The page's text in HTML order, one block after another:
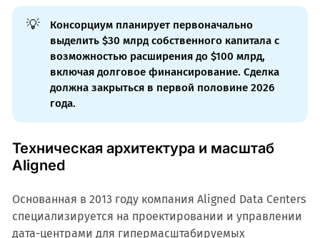
💡
Консорциум планирует первоначально
выделить $30 млрд собственного капитала с
возможностью расширения до $100 млрд,
включая долговое финансирование. Сделка
должна закрыться в первой половине 2026
года.
Техническая архитектура и масштаб
Aligned
Основанная в 2013 году компания Aligned Data Centers
специализируется на проектировании и управлении
дата-центрами для гипермасштабируемых